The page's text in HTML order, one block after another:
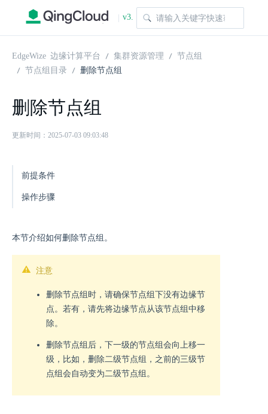
| v3.
1.0
EdgeWize 边缘计算平台 集群资源管理
节点组
节点组目录
删除节点组
删除节点组
更新时间：2025-07-03 09:03:48
前提条件
操作步骤
本节介绍如何删除节点组。
注意
删除节点组时，请确保节点组下没有边缘节
点。若有，请先将边缘节点从该节点组中移
除。
删除节点组后，下一级的节点组会向上移一
级，比如，删除二级节点组，之前的三级节
点组会自动变为二级节点组。